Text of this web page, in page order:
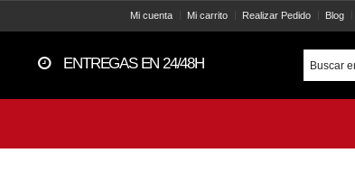
Mi cuenta Mi carrito Realizar Pedido Blog
ENTREGAS EN 24/48H